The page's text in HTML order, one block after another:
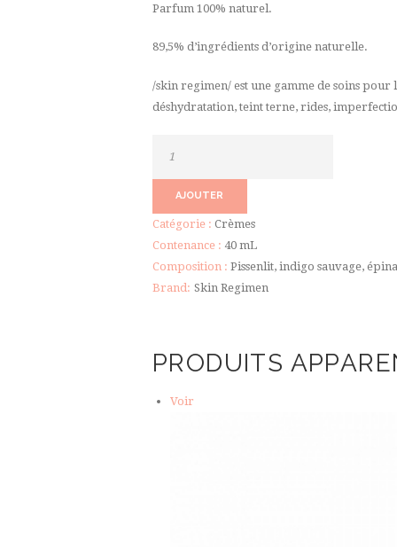
Parfum 100% naturel.
89,5% d’ingrédients d’origine naturelle.
/skin regimen/ est une gamme de soins pour
déshydratation, teint terne, rides,
SPF30
AJOUTER
Catégorie : Crèmes
Contenance : 40 mL
Composition : Pissenlit, indigo sauvage,
Brand: Skin Regimen
PRODUITS
Voir